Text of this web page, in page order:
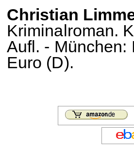
Christian
Kriminalroman.
Aufl. - München:
Euro (D).